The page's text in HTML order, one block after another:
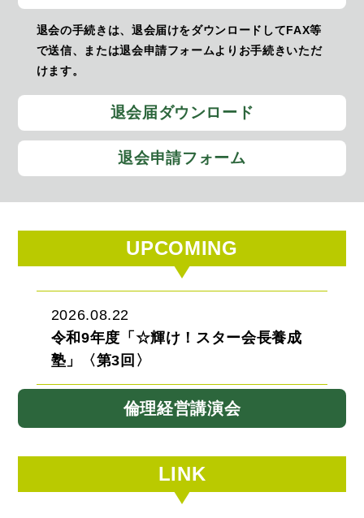
退会の手続きは、退会届けをダウンロードしてFAX等
で送信、または退会申請フォームよりお手続きいただ
けます。
退会届ダウンロード
退会申請フォーム
UPCOMING
2026.08.22
令和9年度「☆輝け！スター会長養成
塾」〈第3回〉
倫理経営講演会
LINK